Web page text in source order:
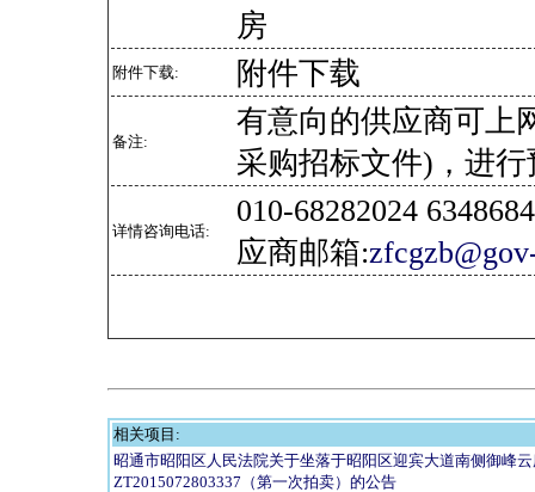
房
附件下载: 附件下载
备注:
有意向的供应商可上
采购招标文件)，进
详情咨询电话:
010-68282024
应商邮箱:
相关项目:
昭通市昭阳区人民法院关于坐落于昭阳区迎宾大道南侧御峰
ZT2015072803337（第一次拍卖）的公告